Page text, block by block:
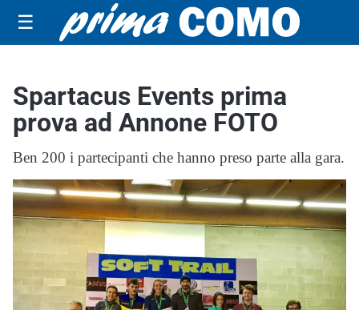
☰
Spartacus Events prima
prova ad Annone FOTO
Ben 200 i partecipanti che hanno preso parte alla gara.